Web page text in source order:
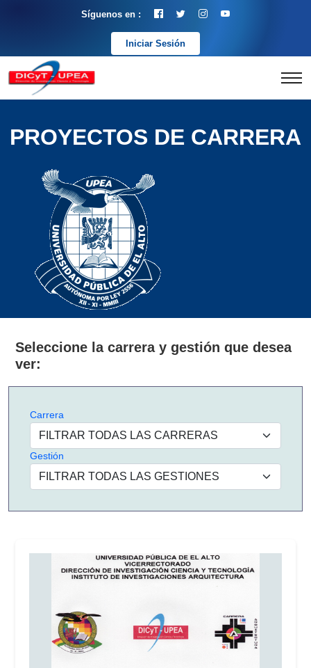
Síguenos en :
Iniciar Sesión
PROYECTOS DE CARRERA
Seleccione la carrera y gestión que desea
ver:
Carrera
Gestión